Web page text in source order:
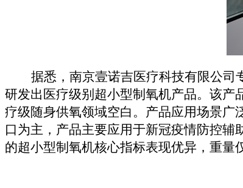
据悉，南京壹诺吉医疗科技有限公
研发出医疗级别超小型制氧机产品。该产
疗级随身供氧领域空白。产品应用场景
口为主，产品主要应用于新冠疫情防控
的超小型制氧机核心指标表现优异 ， 重量